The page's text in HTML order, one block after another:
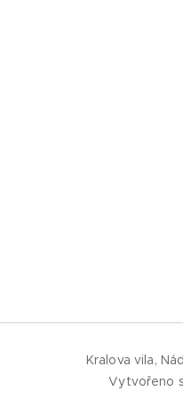
Kralova vila,
Vytvořeno